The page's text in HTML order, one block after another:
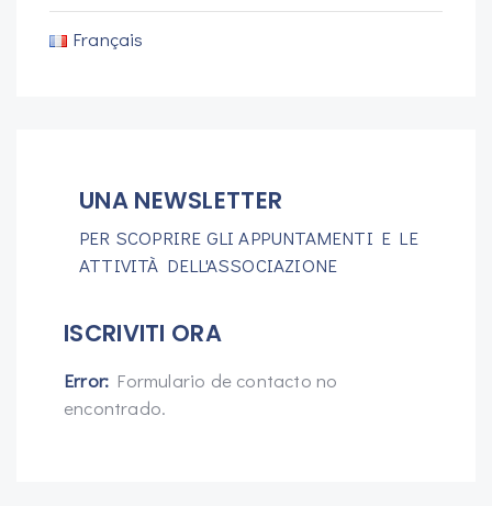
Français
UNA NEWSLETTER
PER SCOPRIRE GLI APPUNTAMENTI E LE
ATTIVITÀ DELL'ASSOCIAZIONE
ISCRIVITI ORA
Error: Formulario de contacto no
encontrado.